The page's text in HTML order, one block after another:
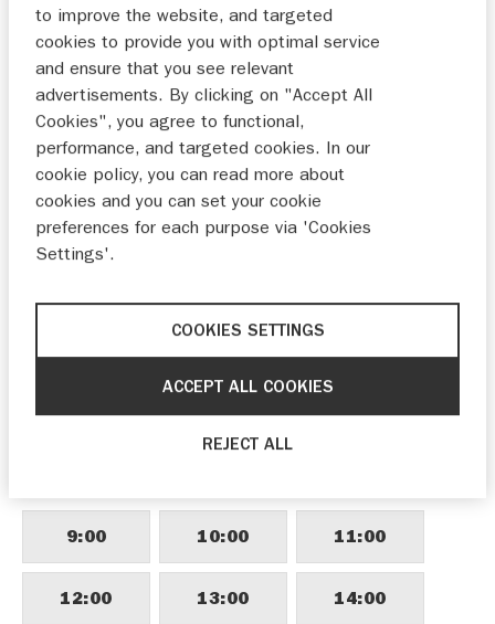
MA DO VR ZA
27 28 29 30
3 4 5 6 7
10 11 12 13 14 15
17 18 19 20 21
24 25 26 27 28 29
9:00 10:00 11:00
12:00 13:00 14:00
to improve the website, and targeted
cookies to provide you with optimal service
and ensure that you see relevant
advertisements. By clicking on "Accept All
Cookies", you agree to functional,
performance, and targeted cookies. In our
cookie policy, you can read more about
cookies and you can set your cookie
preferences for each purpose via 'Cookies
Settings'.
COOKIES SETTINGS
REJECT ALL
ACCEPT ALL COOKIES